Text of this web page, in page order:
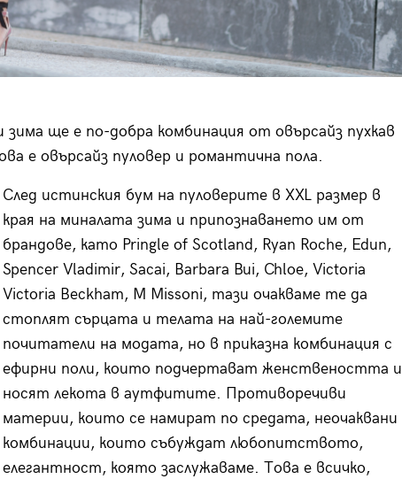
ще е по-добра комбинация от овърсайз пухкав
е овърсайз пуловер и романтична пола.
След истинския бум на пуловерите в XXL размер в
края на миналата зима и припознаването им от
брандове, като Pringle of Scotland, Ryan Roche, Edun,
Spencer Vladimir, Sacai, Barbara Bui, Chloe, Victoria
Victoria Beckham, M Missoni, тази очакваме те да
стоплят сърцата и телата на най-големите
почитатели на модата, но в приказна комбинация с
ефирни поли, които подчертават женствеността и
носят лекота в аутфитите. Противоречиви
материи, които се намират по средата, неочаквани
комбинации, които събуждат любопитството,
елегантност, която заслужаваме. Това е всичко,